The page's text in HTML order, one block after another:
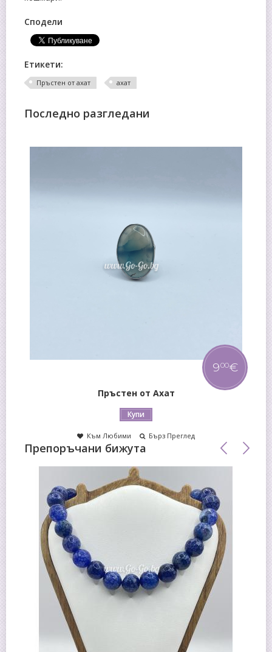
Сподели
Етикети:
Пръстен от ахат ахат
Последно разгледани
Пръстен от Ахат
900€
Купи
Към Любими Бърз Преглед
Препоръчани бижута